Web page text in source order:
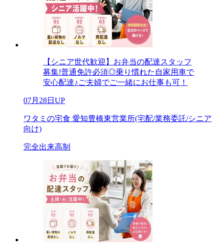
【シニア世代歓迎】お弁当の配達スタッフ
募集!普通免許必須◎乗り慣れた自家用車で
安心配達♪ご夫婦でご一緒にお仕事も可！
07月28日UP
ワタミの宅食 愛知豊橋東営業所(宅配/業務委託/シニア
向け)
完全出来高制